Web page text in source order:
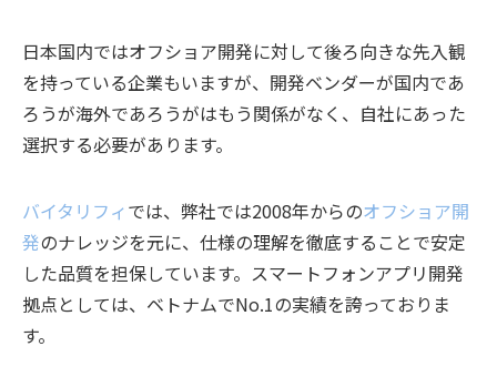
日本国内ではオフショア開発に対して後ろ向きな先入観
を持っている企業もいますが、開発ベンダーが国内であ
ろうが海外であろうがはもう関係がなく、自社にあった
選択する必要があります。
バイタリフィでは、弊社では2008年からのオフショア開
発のナレッジを元に、仕様の理解を徹底することで安定
した品質を担保しています。スマートフォンアプリ開発
拠点としては、ベトナムでNo.1の実績を誇っておりま
す。